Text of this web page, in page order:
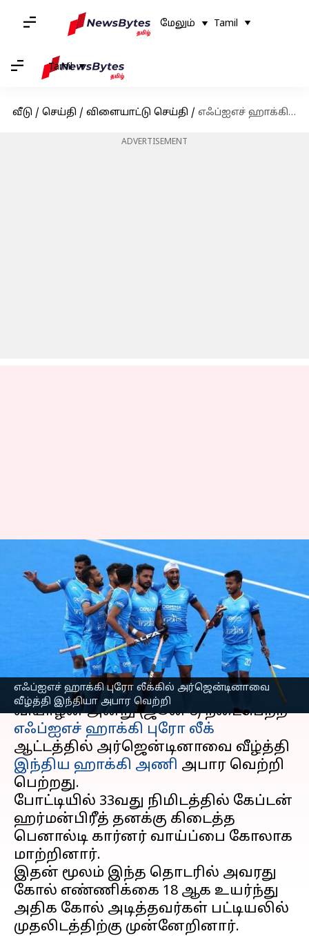
மேலும் Tamil
Tamil
வீடு / செய்தி / விளையாட்டு செய்தி / எஃப்ஐஎச் ஹாக்கி புரோ லீக்கில் அர்ஜென்டினாவை வீழ்த்தி இந்தியா அபார வெற்றி
ADVERTISEMENT
எஃப்ஐஎச் ஹாக்கி புரோ லீக்கில் அர்ஜென்டினாவை
வீழ்த்தி இந்தியா அபார வெற்றி
எஃப்ஐஎச் ஹாக்கி புரோ
லீக்கில்
அர்ஜென்டினாவை வீழ்த்தி
இந்தியா அபார வெற்றி
Sekar Chinnappan Jun 09, 2023 02:26 pm
செய்தி முன்னோட்டம்
வியாழன் அன்று (ஜூன் 8) நடைபெற்ற
எஃப்ஐஎச் ஹாக்கி புரோ லீக்
ஆட்டத்தில் அர்ஜென்டினாவை வீழ்த்தி
இந்திய ஹாக்கி அணி அபார வெற்றி
பெற்றது.
போட்டியில் 33வது நிமிடத்தில் கேப்டன்
ஹர்மன்பிரீத் தனக்கு கிடைத்த
பெனால்டி கார்னர் வாய்ப்பை கோலாக
மாற்றினார்.
இதன் மூலம் இந்த தொடரில் அவரது
கோல் எண்ணிக்கை 18 ஆக உயர்ந்து
அதிக கோல் அடித்தவர்கள் பட்டியலில்
முதலிடத்திற்கு முன்னேறினார்.